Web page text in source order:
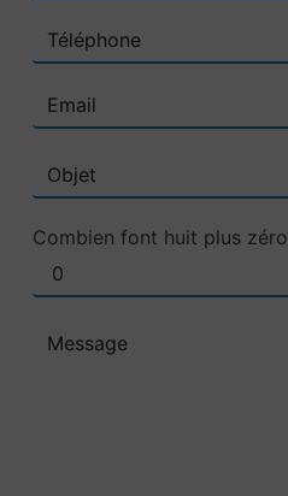
Combien font huit plus zéro